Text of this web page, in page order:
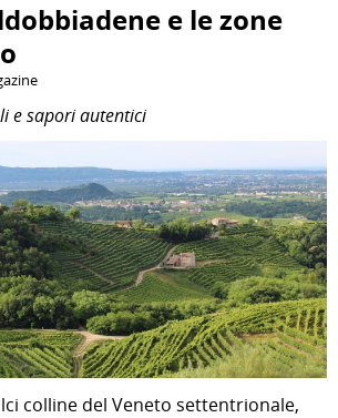
e le zone
e sapori autentici
colline del Veneto settentrionale,